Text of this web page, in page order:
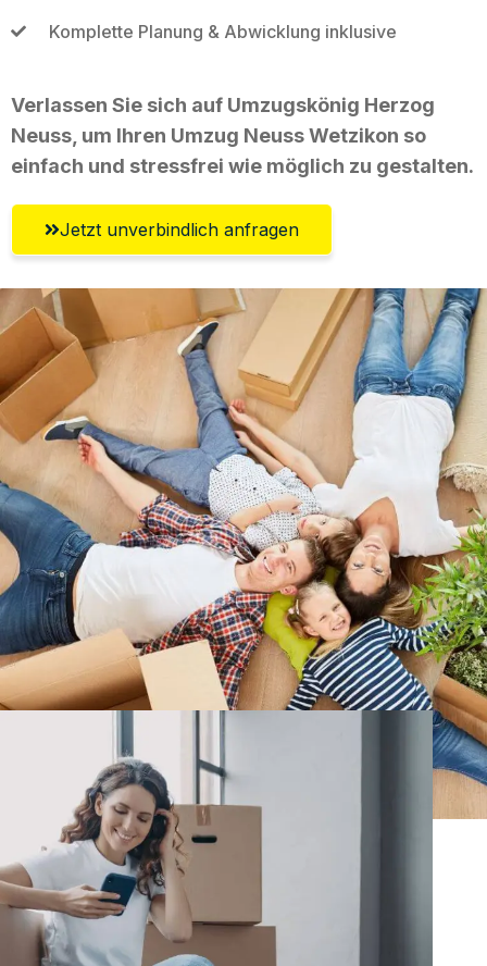
Komplette Planung & Abwicklung inklusive
Verlassen Sie sich auf Umzugskönig Herzog
Neuss, um Ihren Umzug Neuss Wetzikon so
einfach und stressfrei wie möglich zu gestalten.
Jetzt unverbindlich anfragen